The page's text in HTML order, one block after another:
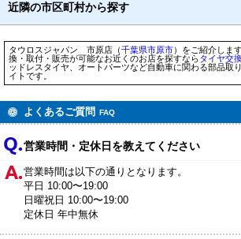
近隣の市区町村から探す
タウロスジャパン 市原店（千葉県市原市）をご紹介しま
換・取付・販売が可能なお近くのお店を探すならタイヤ交
ッドレスタイヤ、オートパーツなど自動車に関わる部品取
イトです。
よくあるご質問 FAQ
営業時間・定休日を教えてください
営業時間は以下の通りとなります。
平日 10:00〜19:00
日曜祝日 10:00〜19:00
定休日 年中無休